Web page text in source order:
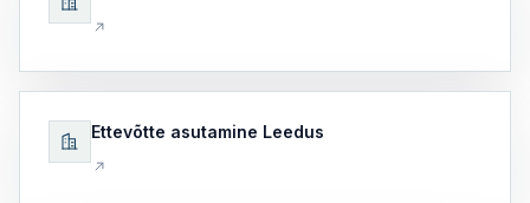
Ettevõtte asutamine Leedus